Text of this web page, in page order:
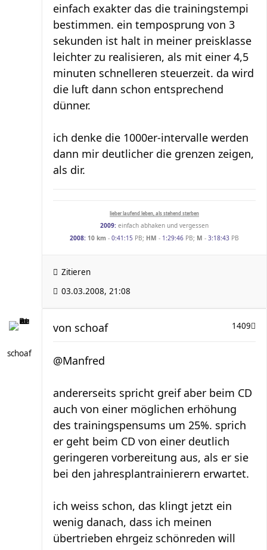
einfach exakter das die trainingstempi
bestimmen. ein temposprung von 3
sekunden ist halt in meiner preisklasse
leichter zu realisieren, als mit einer 4,5
minuten schnelleren steuerzeit. da wird
die luft dann schon entsprechend
dünner.
ich denke die 1000er-intervalle werden
dann mir deutlicher die grenzen zeigen,
als dir.
lieber laufend leben, als stehend sterben
2009: einfach abhaken und vergessen
2008: 10 km - 0:41:15 PB; HM - 1:29:46 PB; M - 3:18:43 PB
Zitieren
03.03.2008, 21:08
schoaf
1409
von schoaf
@Manfred
andererseits spricht greif aber beim CD
auch von einer möglichen erhöhung
des trainingspensums um 25%. sprich
er geht beim CD von einer deutlich
geringeren vorbereitung aus, als er sie
bei den jahresplantrainierern erwartet.
ich weiss schon, das klingt jetzt ein
wenig danach, dass ich meinen
übertrieben ehrgeiz schönreden will